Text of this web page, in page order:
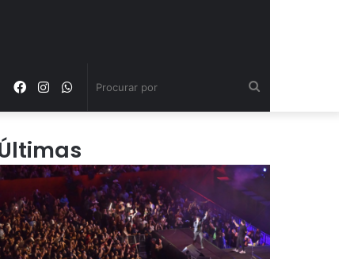
WhatsApp
Instagram
Facebook